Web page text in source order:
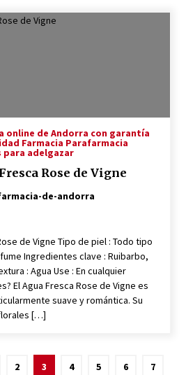
online de Andorra con garantía
Farmacia Parafarmacia
adelgazar
Rose de Vigne
de-andorra
de Vigne Tipo de piel : Todo tipo
Ingredientes clave : Ruibarbo,
: Agua Use : En cualquier
El Agua Fresca Rose de Vigne es
suave y romántica. Su
[…]
2 3 4 5 6
7